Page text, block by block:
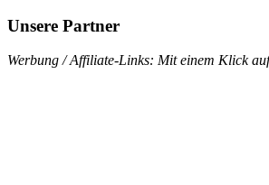
Unsere Partner
Werbung / Affiliate-Links: Mit einem Klick